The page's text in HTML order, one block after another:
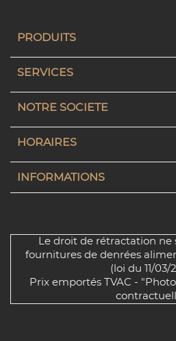
PRODUITS
SERVICES
NOTRE SOCIETE
HORAIRES
INFORMATIONS
Le droit de rétractation ne
fournitures de denrées
(loi du 11/03/
Prix emportés TVAC -